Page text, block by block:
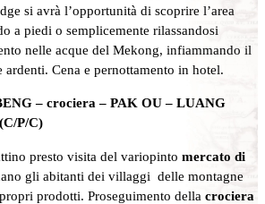
si avrà l’opportunità di scoprire l’area
a piedi o semplicemente rilassandosi
nelle acque del Mekong, infiammando il
Cena e pernottamento in hotel.
– crociera – PAK OU – LUANG
C)
presto visita del variopinto mercato di
gli abitanti dei villaggi delle montagne
prodotti. Proseguimento della crociera